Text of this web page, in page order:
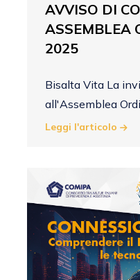
AVVISO DI
ASSEMBLEA
2025
Bisalta Vita La
all'Assemblea
Leggi l'articolo